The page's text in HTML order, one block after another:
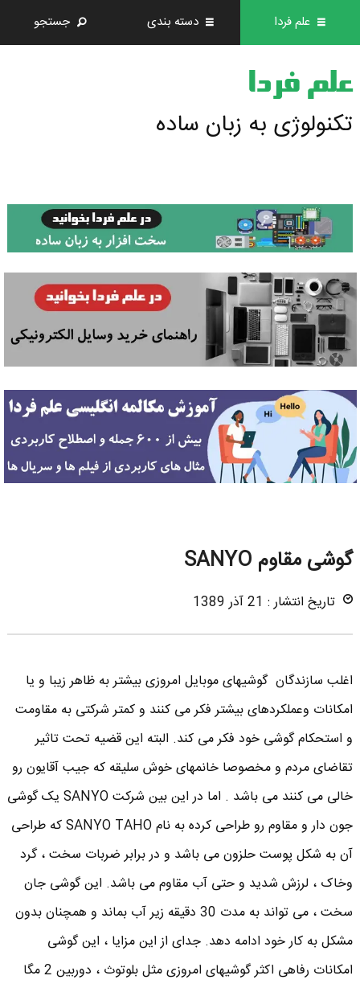
علم فردا دسته بندی جستجو
علم فردا
تکنولوژی به زبان ساده
گوشی مقاوم SANYO
تاریخ انتشار : 21 آذر 1389
اغلب سازندگان گوشیهای موبایل امروزی بیشتر به ظاهر زیبا و یا
امکانات وعملکردهای بیشتر فکر می کنند و کمتر شرکتی به مقاومت
و استحکام گوشی خود فکر می کند. البته این قضیه تحت تاثیر
تقاضای مردم و مخصوصا خانمهای خوش سلیقه که جیب آقایون رو
خالی می کنند می باشد . اما در این بین شرکت SANYO یک گوشی
جون دار و مقاوم رو طراحی کرده به نام SANYO TAHO که طراحی
آن به شکل پوست حلزون می باشد و در برابر ضربات سخت ، گرد
وخاک ، لرزش شدید و حتی آب مقاوم می باشد. این گوشی جان
سخت ، می تواند به مدت 30 دقیقه زیر آب بماند و همچنان بدون
مشکل به کار خود ادامه دهد. جدای از این مزایا ، این گوشی
امکانات رفاهی اکثر گوشیهای امروزی مثل بلوتوث ، دوربین 2 مگا